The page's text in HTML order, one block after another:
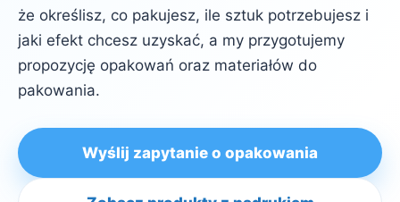
że określisz, co pakujesz, ile sztuk potrzebujesz i
jaki efekt chcesz uzyskać, a my przygotujemy
propozycję opakowań oraz materiałów do
pakowania.
Wyślij zapytanie o opakowania